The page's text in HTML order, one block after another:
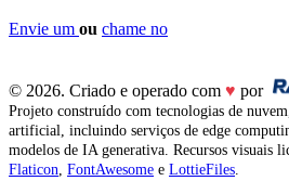
Envie um ou chame no
© 2026. Criado e operado com ♥ por
Projeto construído com tecnologias de
artificial, incluindo serviços de edge
modelos de IA generativa. Recursos visuais
Flaticon FontAwesome e LottieFiles